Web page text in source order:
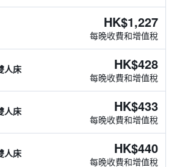
HK$1,227
每晚收費和增值稅
人床 HK$428
每晚收費和增值稅
人床 HK$433
每晚收費和增值稅
人床 HK$440
每晚收費和增值稅